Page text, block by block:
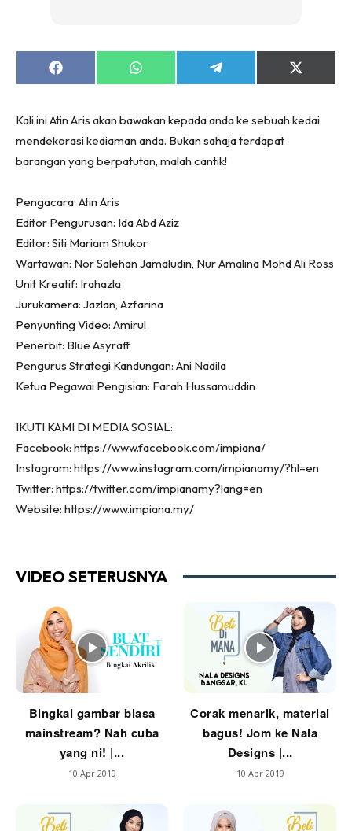
Bilik Tidur
Casa Impiana
Impiana Makeover
Makeover Ruang Selebriti
Destinasi
Hotel
Kafe
Hartanah
High Rise
Landed
Buat Sendiri
Ilham Impiana
Ilham Impiana 360
Ilham Impiana Inspirasi Selebriti
Impiana MakeOver
Sembang Laman
Tip Impiana
Tip Laman
Share
on
Share
on
Share
on
Share
on
Kali ini Atin Aris akan bawakan kepada anda ke sebuah kedai
mendekorasi kediaman anda. Bukan sahaja terdapat
barangan yang berpatutan, malah cantik!
Pengacara: Atin Aris
Editor Pengurusan: Ida Abd Aziz
Editor: Siti Mariam Shukor
Wartawan: Nor Salehan Jamaludin, Nur Amalina Mohd Ali Ross
Unit Kreatif: Irahazla
Jurukamera: Jazlan, Azfarina
Penyunting Video: Amirul
Penerbit: Blue Asyraff
Pengurus Strategi Kandungan: Ani Nadila
Ketua Pegawai Pengisian: Farah Hussamuddin
IKUTI KAMI DI MEDIA SOSIAL:
Facebook: https://www.facebook.com/impiana/
Instagram: https://www.instagram.com/impianamy/?hl=en
Twitter: https://twitter.com/impianamy?lang=en
Website: https://www.impiana.my/
VIDEO SETERUSNYA
Bingkai gambar biasa
mainstream? Nah cuba
yang ni! |...
10 Apr 2019
Corak menarik, material
bagus! Jom ke Nala
Designs |...
10 Apr 2019